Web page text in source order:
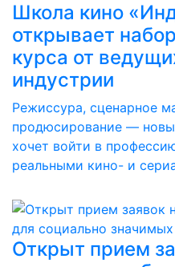
Школа кино
открывает
курса от
индустрии
Режиссура, сценарное
продюсирование —
хочет войти в
реальными кино- и
Открыт прием